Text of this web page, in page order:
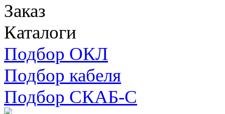
Заказ
Каталоги
Подбор ОКЛ
Подбор кабеля
Подбор СКАБ-С